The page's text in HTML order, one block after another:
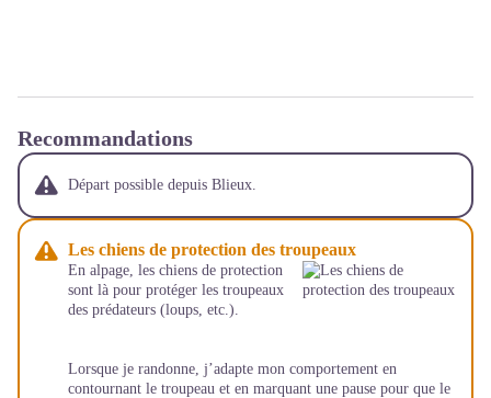
Recommandations
Départ possible depuis Blieux.
Les chiens de protection des troupeaux
En alpage, les chiens de protection
sont là pour protéger les troupeaux
des prédateurs (loups, etc.).
Lorsque je randonne, j’adapte mon comportement en
contournant le troupeau et en marquant une pause pour que le